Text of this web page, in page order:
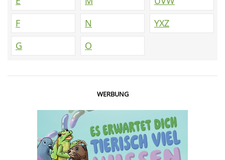
F
G
N
O
YXZ
WERBUNG